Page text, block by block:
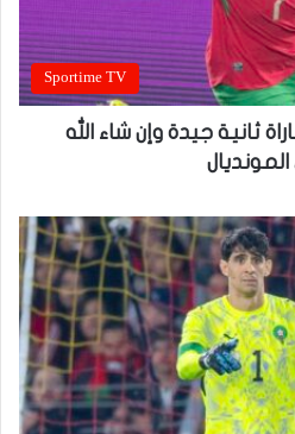
Sportime TV
ثانية جيدة وإن شاء الله